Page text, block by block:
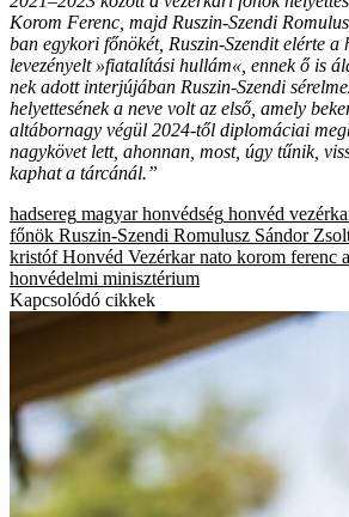
Korom Ferenc, majd Ruszin-Szendi
ban egykori főnökét, Ruszin-Szendit elérte a
levezényelt »fiatalítási hullám«, ennek ő is
nek adott interjújában Ruszin-Szendi
helyettesének a neve volt az első, amely
altábornagy végül 2024-től diplomáciai
nagykövet lett, ahonnan, most, úgy tűnik,
kaphat a tárcánál.”
hadsereg magyar honvédség honvéd
főnök Ruszin-Szendi Romulusz Sándor
kristóf Honvéd Vezérkar nato korom ferenc
honvédelmi minisztérium
Kapcsolódó cikkek